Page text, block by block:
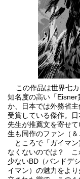
この作品は世界七カ
知名度の高い「
か、日本では外務省
受賞している傑作。
先生が推薦文を寄せ
生も同作のファン（＆
ところで「ガイマン
なくないのでは？ こ
少ないBD（バンドデ
イマン）の魅力をよ